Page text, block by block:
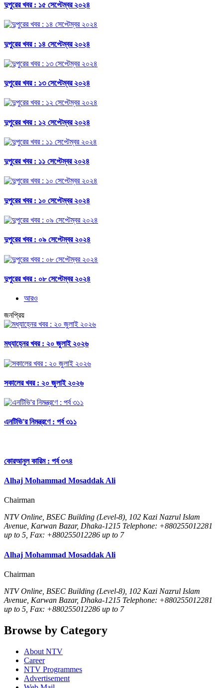
দুপুরের খবর : ১৫ সেপ্টেম্বর ২০২৪
দুপুরের খবর : ১৪ সেপ্টেম্বর ২০২৪
দুপুরের খবর : ১৩ সেপ্টেম্বর ২০২৪
দুপুরের খবর : ১২ সেপ্টেম্বর ২০২৪
দুপুরের খবর : ১১ সেপ্টেম্বর ২০২৪
দুপুরের খবর : ১০ সেপ্টেম্বর ২০২৪
দুপুরের খবর : ০৯ সেপ্টেম্বর ২০২৪
দুপুরের খবর : ০৮ সেপ্টেম্বর ২০২৪
আরও
জনপ্রিয়
মধ্যাহ্নের খবর : ২০ জুলাই ২০২৬
সকালের খবর : ২০ জুলাই ২০২৬
এনটিভি'র নিমন্ত্রণে : পর্ব ৩১১
কোরআনুল কারিম : পর্ব ৩৭৪
Alhaj Mohammad Mosaddak Ali
Chairman
NTV Online, BSEC Building (Level-8), 102 Kazi Nazrul Islam
Avenue, Karwan Bazar, Dhaka-1215 Telephone: +880255012281
up to 5, Fax: +880255012286 up to 7
Alhaj Mohammad Mosaddak Ali
Chairman
NTV Online, BSEC Building (Level-8), 102 Kazi Nazrul Islam
Avenue, Karwan Bazar, Dhaka-1215 Telephone: +880255012281
up to 5, Fax: +880255012286 up to 7
Browse by Category
About NTV
Career
NTV Programmes
Advertisement